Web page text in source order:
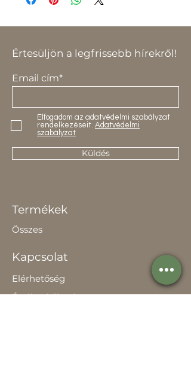
Értesüljön a legfrissebb hírekről!
Email cím*
Elfogadom az adatvédelmi szabályzat
rendelkezéseit. Adatvédelmi
szabályzat
Küldés
Termékek
Összes
Kapcsolat
Elérhetőség
Értékesítőknek